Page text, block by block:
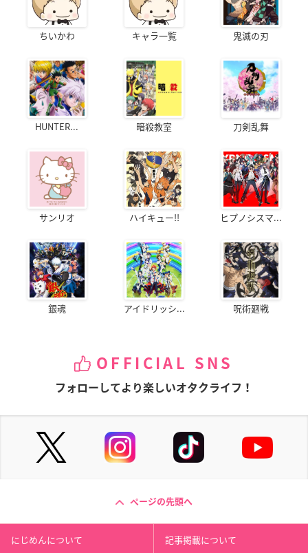
ちいかわ キャラ一覧 鬼滅の刃
HUNTER... 暗殺教室 刀剣乱舞
サンリオ ハイキュー!! ヒプノシスマ...
銀魂 アイドリッシ... 呪術廻戦
OFFICIAL SNS
フォローしてより楽しいオタクライフ！
ページの先頭へ
にじめんについて 記事掲載について